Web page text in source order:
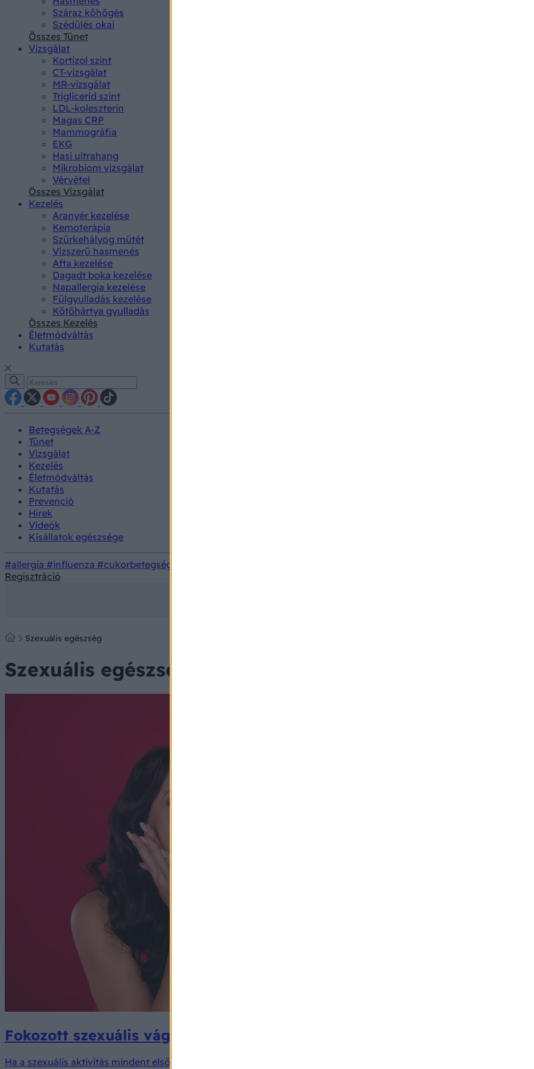
Száraz köhögés
Szédülés okai
Összes Tünet
Vizsgálat
Kortizol szint
CT-vizsgálat
MR-vizsgálat
Triglicerid szint
LDL-koleszterin
Magas CRP
Mammográfia
EKG
Hasi ultrahang
Mikrobiom vizsgálat
Vérvétel
Összes Vizsgálat
Kezelés
Aranyér kezelése
Kemoterápia
Szürkehályog műtét
Vízszerű hasmenés
Afta kezelése
Dagadt boka kezelése
Napallergia kezelése
Fülgyulladás kezelése
Kötőhártya gyulladás
Összes Kezelés
Életmódváltás
Kutatás
Betegségek A-Z
Tünet
Vizsgálat
Kezelés
Életmódváltás
Kutatás
Prevenció
Hírek
Videók
Kisállatok egészsége
#allergia #influenza #cukorbetegség
Regisztráció
Szexuális egészség
Szexuális egészség
Fokozott szexuális vágy oka, tünetei, vizsgálata és kezelése
Ha a szexuális aktivitás mindent elsöprően, ellenállhatatlanul, és már kényszeresen tölti be valaki minden